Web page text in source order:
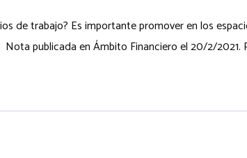
de trabajo? Es importante promover en los
publicada en Ámbito Financiero el 20/2/